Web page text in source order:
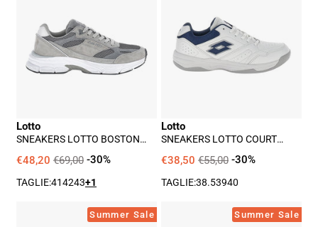
Amf
Msh/sue
Uomo
Lotto
SNEAKERS LOTTO BOSTON
€48,20 €69,00 -30%
TAGLIE:414243+1
Court
Logo
Amf
xx
Lotto
SNEAKERS LOTTO COURT
€38,50 €55,00 -30%
TAGLIE:38.53940
Scarpa
Summer Sale
Scarpa
Summer Sale